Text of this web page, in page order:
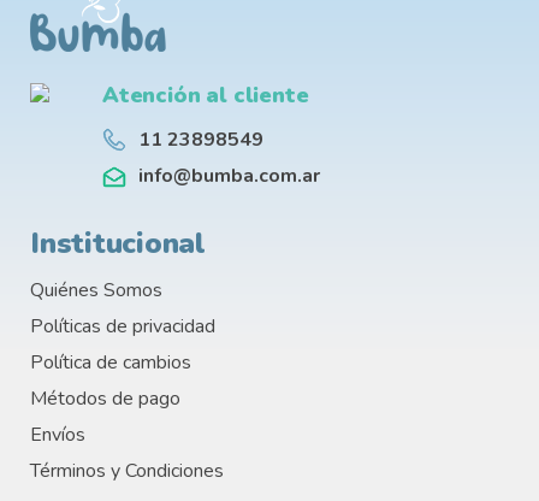
Atención al cliente
11 23898549
info@bumba.com.ar
Institucional
Quiénes Somos
Políticas de privacidad
Política de cambios
Métodos de pago
Envíos
Términos y Condiciones